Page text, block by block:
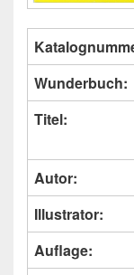
Wunderbuch:
Titel:
Autor:
Illustrator:
Auflage: